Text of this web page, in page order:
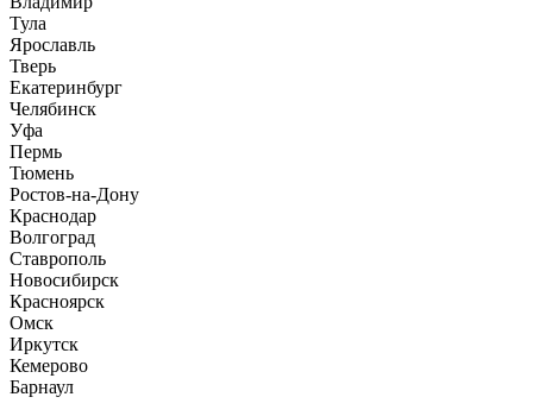
Тула
Ярославль
Тверь
Екатеринбург
Челябинск
Уфа
Пермь
Тюмень
Ростов-на-Дону
Краснодар
Волгоград
Ставрополь
Новосибирск
Красноярск
Омск
Иркутск
Кемерово
Барнаул